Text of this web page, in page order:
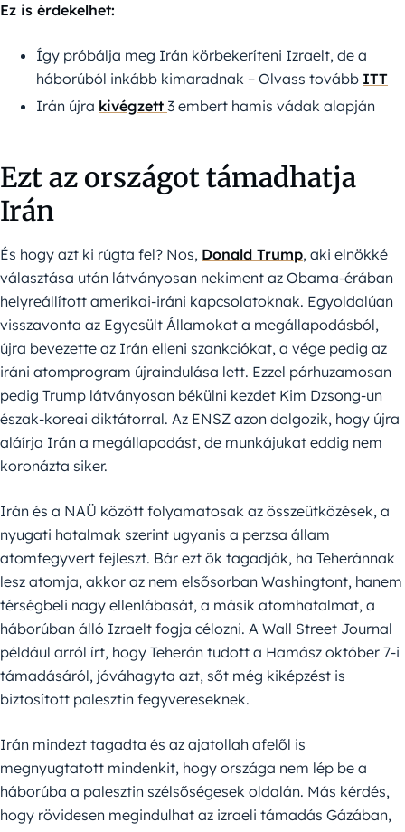
Ez is érdekelhet:
Így próbálja meg Irán körbekeríteni Izraelt, de a
háborúból inkább kimaradnak – Olvass tovább ITT
Irán újra kivégzett 3 embert hamis vádak alapján
Ezt az országot támadhatja
Irán
És hogy azt ki rúgta fel? Nos, Donald Trump, aki elnökké
választása után látványosan nekiment az Obama-érában
helyreállított amerikai-iráni kapcsolatoknak. Egyoldalúan
visszavonta az Egyesült Államokat a megállapodásból,
újra bevezette az Irán elleni szankciókat, a vége pedig az
iráni atomprogram újraindulása lett. Ezzel párhuzamosan
pedig Trump látványosan békülni kezdet Kim Dzsong-un
észak-koreai diktátorral. Az ENSZ azon dolgozik, hogy újra
aláírja Irán a megállapodást, de munkájukat eddig nem
koronázta siker.
Irán és a NAÜ között folyamatosak az összeütközések, a
nyugati hatalmak szerint ugyanis a perzsa állam
atomfegyvert fejleszt. Bár ezt ők tagadják, ha Teheránnak
lesz atomja, akkor az nem elsősorban Washingtont, hanem
térségbeli nagy ellenlábasát, a másik atomhatalmat, a
háborúban álló Izraelt fogja célozni. A Wall Street Journal
például arról írt, hogy Teherán tudott a Hamász október 7-i
támadásáról, jóváhagyta azt, sőt még kiképzést is
biztosított palesztin fegyvereseknek.
Irán mindezt tagadta és az ajatollah afelől is
megnyugtatott mindenkit, hogy országa nem lép be a
háborúba a palesztin szélsőségesek oldalán. Más kérdés,
hogy rövidesen megindulhat az izraeli támadás Gázában,